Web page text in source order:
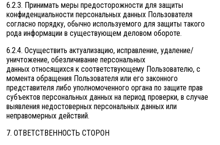
6.2.3. Принимать меры предосторожности для защиты
конфиденциальности персональных данных Пользователя
согласно порядку, обычно используемого для защиты такого
рода информации в существующем деловом обороте.
6.2.4. Осуществить актуализацию, исправление, удаление/
уничтожение, обезличивание персональных
данных относящихся к соответствующему Пользователю, с
момента обращения Пользователя или его законного
представителя либо уполномоченного органа по защите прав
субъектов персональных данных на период проверки, в случае
выявления недостоверных персональных данных или
неправомерных действий.
7. ОТВЕТСТВЕННОСТЬ СТОРОН